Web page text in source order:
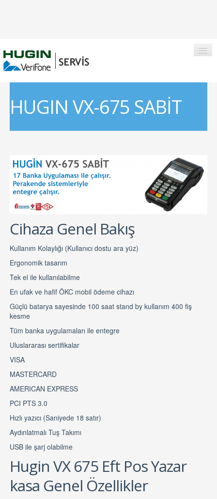
ANASAYFA
ANKARA İLETIŞIM
HUGIN VX-675 SABİT
Cihaza Genel Bakış
Kullanım Kolaylığı (Kullanıcı dostu ara yüz)
Ergonomik tasarım
Tek el ile kullanılabilme
En ufak ve hafif ÖKC mobil ödeme cihazı
Güçlü batarya sayesinde 100 saat stand by kullanım 400 fiş
kesme
Tüm banka uygulamaları ile entegre
Uluslararası sertifikalar
VISA
MASTERCARD
AMERICAN EXPRESS
PCI PTS 3.0
Hızlı yazıcı (Saniyede 18 satır)
Aydınlatmalı Tuş Takımı
USB ile şarj olabilme
Hugin VX 675 Eft Pos Yazar
kasa Genel Özellikler